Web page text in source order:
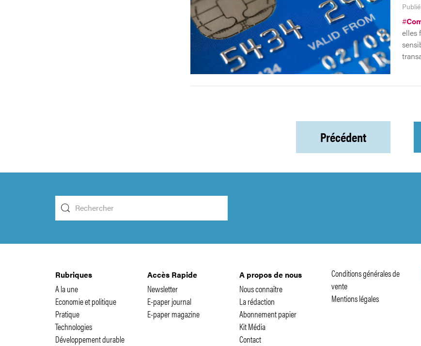
#
elles
Précédent
Rubriques
A la une
Economie et politique
Pratique
Technologies
Développement durable
Accès Rapide
Newsletter
E-paper journal
E-paper magazine
A propos de nous
Nous connaître
La rédaction
Abonnement papier
Kit Média
Contact
Conditions générales de
vente
Mentions légales